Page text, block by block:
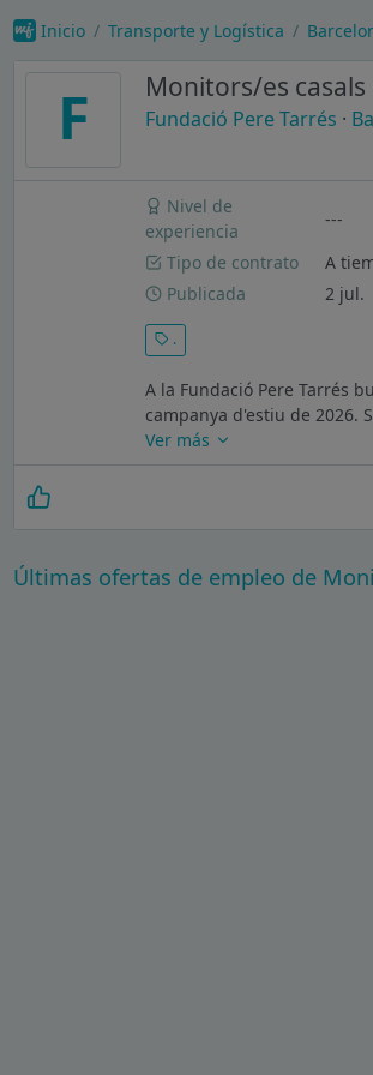
Inicio Transporte y Logística
F Monitors/es
Fundació Pere Tarrés ·
Nivel de
experiencia
---
Tipo de contrato
A
Publicada
2 jul.
.
A la Fundació Pere Tarrés
campanya d'estiu de 2026.
Ver más
Últimas ofertas de empleo de